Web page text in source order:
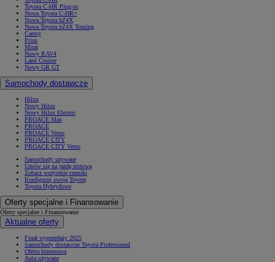
Toyota C-HR Plug-in
Nowa Toyota C-HR+
Nowa Toyota bZ4X
Nowa Toyota bZ4X Touring
Camry
Prius
Mirai
Nowy RAV4
Land Cruiser
Nowy GR GT
Samochody dostawcze
Hilux
Nowy Hilux
Nowy Hilux Electric
PROACE Max
PROACE
PROACE Verso
PROACE CITY
PROACE CITY Verso
Samochody używane
Umów się na jazdę testową
Zobacz wszystkie cenniki
Konfiguruj swoją Toyotę
Toyota Hybrydowe
Oferty specjalne i Finansowanie
Oferty specjalne i Finansowanie
Aktualne oferty
Finał wyprzedaży 2025
Samochody dostawcze Toyota Professional
Oferta biznesowa
Auta używane